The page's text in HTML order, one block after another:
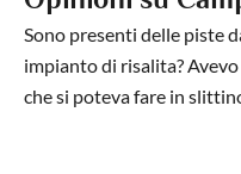
Sono presenti delle piste
impianto di risalita?
che si poteva fare in